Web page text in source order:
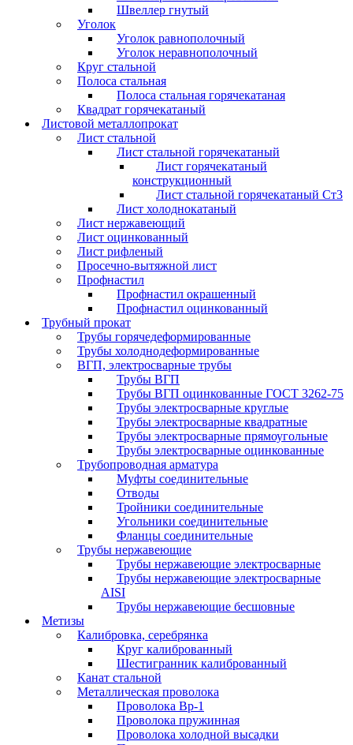
Швеллер гнутый
Уголок
Уголок равнополочный
Уголок неравнополочный
Круг стальной
Полоса стальная
Полоса стальная горячекатаная
Квадрат горячекатаный
Листовой металлопрокат
Лист стальной
Лист стальной горячекатаный
Лист горячекатаный
конструкционный
Лист стальной горячекатаный Ст3
Лист холоднокатаный
Лист нержавеющий
Лист оцинкованный
Лист рифленый
Просечно-вытяжной лист
Профнастил
Профнастил окрашенный
Профнастил оцинкованный
Трубный прокат
Трубы горячедеформированные
Трубы холоднодеформированные
ВГП, электросварные трубы
Трубы ВГП
Трубы ВГП оцинкованные ГОСТ 3262-75
Трубы электросварные круглые
Трубы электросварные квадратные
Трубы электросварные прямоугольные
Трубы электросварные оцинкованные
Трубопроводная арматура
Муфты соединительные
Отводы
Тройники соединительные
Угольники соединительные
Фланцы соединительные
Трубы нержавеющие
Трубы нержавеющие электросварные
Трубы нержавеющие электросварные
AISI
Трубы нержавеющие бесшовные
Метизы
Калибровка, серебрянка
Круг калиброванный
Шестигранник калиброванный
Канат стальной
Металлическая проволока
Проволока Вр-1
Проволока пружинная
Проволока холодной высадки